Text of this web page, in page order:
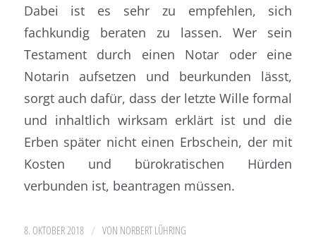
Dabei ist es sehr zu empfehlen, sich
fachkundig beraten zu lassen. Wer sein
Testament durch einen Notar oder eine
Notarin aufsetzen und beurkunden lässt,
sorgt auch dafür, dass der letzte Wille formal
und inhaltlich wirksam erklärt ist und die
Erben später nicht einen Erbschein, der mit
Kosten und bürokratischen Hürden
verbunden ist, beantragen müssen.
8. OKTOBER 2018 / VON NORBERT LÜHRING